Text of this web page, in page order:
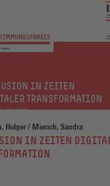
Wellmann, Holger / Mierich, Sandra
IN ZEITEN